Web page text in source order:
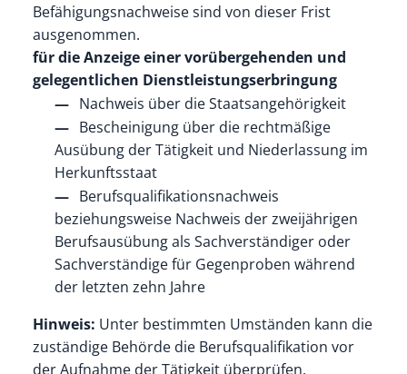
Befähigungsnachweise sind von dieser Frist
ausgenommen.
für die Anzeige einer vorübergehenden und
gelegentlichen Dienstleistungserbringung
Nachweis über die Staatsangehörigkeit
Bescheinigung über die rechtmäßige
Ausübung der Tätigkeit und Niederlassung im
Herkunftsstaat
Berufsqualifikationsnachweis
beziehungsweise Nachweis der zweijährigen
Berufsausübung als Sachverständiger oder
Sachverständige für Gegenproben während
der letzten zehn Jahre
Hinweis: Unter bestimmten Umständen kann die
zuständige Behörde die Berufsqualifikation vor
der Aufnahme der Tätigkeit überprüfen.